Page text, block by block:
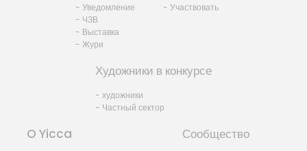
- Уведомление
- ЧЗВ
- Выставка
- Жури
- Участвовать
Художники в конкурсе
- художники
- Частный сектор
O Yicca Сообщество